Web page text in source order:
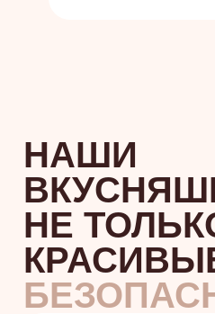
НУЖНА
ПОМОЩЬ
С ВЫБОРОМ